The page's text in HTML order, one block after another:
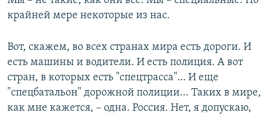
крайней мере некоторые из нас.
Вот, скажем, во всех странах мира есть дороги. И
есть машины и водители. И есть полиция. А вот
стран, в которых есть "спецтрасса"… И еще
"спецбатальон" дорожной полиции... Таких в мире,
как мне кажется, – одна. Россия. Нет, я допускаю,